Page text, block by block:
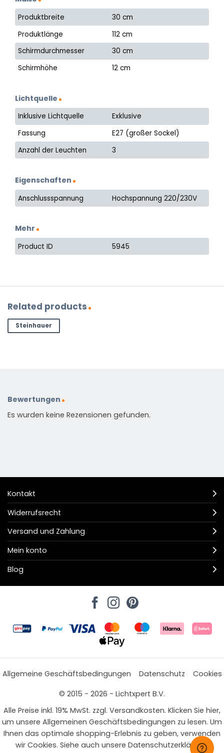
Produktbreite
30 cm
Produktlänge
112 cm
Schirmdurchmesser
30 cm
Schirmhöhe
12 cm
Lichtquelle
Inklusive Lichtquelle
Exklusive
Fassung
E27 (großer Sockel)
Anzahl der Leuchten
3
Eigenschaften
Anschlussspannung Hochspannung 220/230V
Mehr
Product ID 5945
Related products
Steinhauer
Bewertungen
Es wurden keine Rezensionen gefunden.
Kontakt
Widerrufsrecht
Versand und Zahlung
Mein konto
Blog
Allgemeine Geschäftsbedingungen Datenschutz
Cookies
© 2015 - 2026 - Lichtxpert B.V.
Alle Preise inkl. 19% MwSt. zzgl. Versandkosten. Klicken Sie hier,
um unsere Allgemeinen Geschäftsbedingungen zu lesen. Um
Ihnen das optimale shopping-Erlebnis zu geben, verwenden
wir Cookies. Siehe auch unsere Datenschutzerklärung.